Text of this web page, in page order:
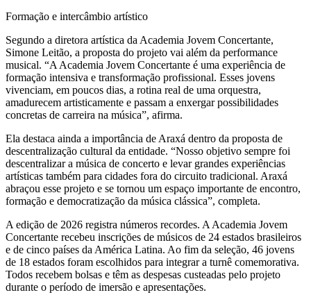
Formação e intercâmbio artístico
Segundo a diretora artística da Academia Jovem Concertante,
Simone Leitão, a proposta do projeto vai além da performance
musical. “A Academia Jovem Concertante é uma experiência de
formação intensiva e transformação profissional. Esses jovens
vivenciam, em poucos dias, a rotina real de uma orquestra,
amadurecem artisticamente e passam a enxergar possibilidades
concretas de carreira na música”, afirma.
Ela destaca ainda a importância de Araxá dentro da proposta de
descentralização cultural da entidade. “Nosso objetivo sempre foi
descentralizar a música de concerto e levar grandes experiências
artísticas também para cidades fora do circuito tradicional. Araxá
abraçou esse projeto e se tornou um espaço importante de encontro,
formação e democratização da música clássica”, completa.
A edição de 2026 registra números recordes. A Academia Jovem
Concertante recebeu inscrições de músicos de 24 estados brasileiros
e de cinco países da América Latina. Ao fim da seleção, 46 jovens
de 18 estados foram escolhidos para integrar a turnê comemorativa.
Todos recebem bolsas e têm as despesas custeadas pelo projeto
durante o período de imersão e apresentações.